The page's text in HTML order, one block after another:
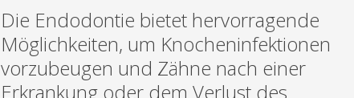
Die Endodontie bietet hervorragende
Möglichkeiten, um Knocheninfektionen
vorzubeugen und Zähne nach einer
Erkrankung oder dem Verlust des